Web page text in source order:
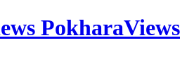
PokharaViews